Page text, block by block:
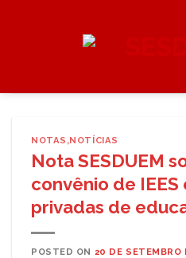
NOTAS ,NOTÍCIAS
Nota SESDUEM
convênio de
privadas de
POSTED ON 20 DE SETEMBRO